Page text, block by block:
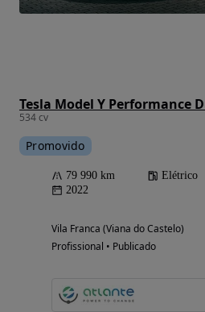
Tesla Model Y Performance
534 cv
Promovido
79 990 km Elétrico
2022
Vila Franca (Viana do Castelo)
Profissional • Publicado